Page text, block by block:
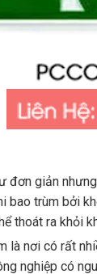
giản
bao trùm bởi
thoát ra khỏi
là nơi có rất
nghiệp có